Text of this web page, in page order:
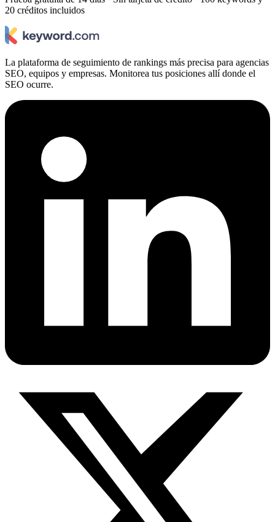
20 créditos incluidos
La plataforma de seguimiento de rankings más precisa para agencias
SEO, equipos y empresas. Monitorea tus posiciones allí donde el
SEO ocurre.